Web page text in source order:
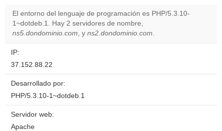
El entorno del lenguaje de programación es PHP/5.3.10-
1~dotdeb.1. Hay 2 servidores de nombre,
ns5.dondominio.com, y ns2.dondominio.com.
IP:
37.152.88.22
Desarrollado por:
PHP/5.3.10-1~dotdeb.1
Servidor web:
Apache